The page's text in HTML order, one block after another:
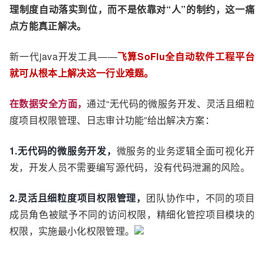
理制度自动落实到位，而不是依靠对“人”的制约，这一痛
点方能真正解决。
新一代java开发工具——飞算SoFlu全自动软件工程平台
就可从根本上解决这一行业难题。
在数据安全方面，通过“无代码的微服务开发、灵活且细粒
度项目权限管理、日志审计功能”给出解决方案：
1.无代码的微服务开发， 微服务的业务逻辑全面可视化开
发，开发人员不需要编写源代码，没有代码泄漏的风险。
2.灵活且细粒度项目权限管理， 团队协作中，不同的项目
成员角色被赋予不同的访问权限，精细化管控项目模块的
权限，实施最小化权限管理。